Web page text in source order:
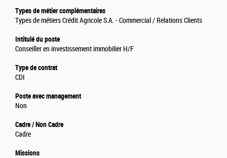
Types de métier complémentaires
Types de métiers Crédit Agricole S.A. - Commercial / Relations Clients
Intitulé du poste
Conseiller en investissement immobilier H/F
Type de contrat
CDI
Poste avec management
Non
Cadre / Non Cadre
Cadre
Missions